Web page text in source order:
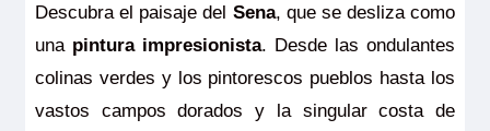
Descubra el paisaje del Sena, que se desliza como
una pintura impresionista. Desde las ondulantes
colinas verdes y los pintorescos pueblos hasta los
vastos campos dorados y la singular costa de